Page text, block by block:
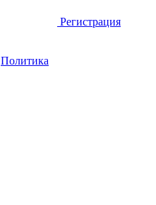
Регистрация
Политика